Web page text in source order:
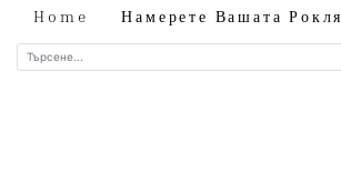
Home Намерете Вашата Рокля